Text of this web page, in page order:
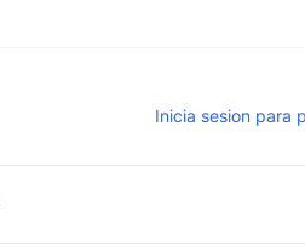
Inicia sesion para